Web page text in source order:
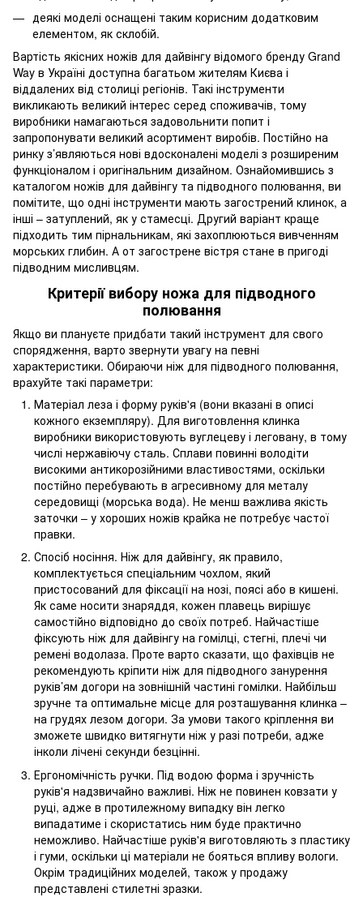
деякі моделі оснащені таким корисним додатковим
елементом, як склобій.
Вартість якісних ножів для дайвінгу відомого бренду Grand
Way в Україні доступна багатьом жителям Києва і
віддалених від столиці регіонів. Такі інструменти
викликають великий інтерес серед споживачів, тому
виробники намагаються задовольнити попит і
запропонувати великий асортимент виробів. Постійно на
ринку з’являються нові вдосконалені моделі з розширеним
функціоналом і оригінальним дизайном. Ознайомившись з
каталогом ножів для дайвінгу та підводного полювання, ви
помітите, що одні інструменти мають загострений клинок, а
інші – затуплений, як у стамесці. Другий варіант краще
підходить тим пірнальникам, які захоплюються вивченням
морських глибин. А от загострене вістря стане в пригоді
підводним мисливцям.
Критерії вибору ножа для підводного
полювання
Якщо ви плануєте придбати такий інструмент для свого
спорядження, варто звернути увагу на певні
характеристики. Обираючи ніж для підводного полювання,
врахуйте такі параметри:
Матеріал леза і форму руків'я (вони вказані в описі
кожного екземпляру). Для виготовлення клинка
виробники використовують вуглецеву і леговану, в тому
числі нержавіючу сталь. Сплави повинні володіти
високими антикорозійними властивостями, оскільки
постійно перебувають в агресивному для металу
середовищі (морська вода). Не менш важлива якість
заточки – у хороших ножів крайка не потребує частої
правки.
Спосіб носіння. Ніж для дайвінгу, як правило,
комплектується спеціальним чохлом, який
пристосований для фіксації на нозі, поясі або в кишені.
Як саме носити знаряддя, кожен плавець вирішує
самостійно відповідно до своїх потреб. Найчастіше
фіксують ніж для дайвінгу на гомілці, стегні, плечі чи
ремені водолаза. Проте варто сказати, що фахівців не
рекомендують кріпити ніж для підводного занурення
руків’ям догори на зовнішній частині гомілки. Найбільш
зручне та оптимальне місце для розташування клинка –
на грудях лезом догори. За умови такого кріплення ви
зможете швидко витягнути ніж у разі потреби, адже
інколи лічені секунди безцінні.
Ергономічність ручки. Під водою форма і зручність
руків'я надзвичайно важливі. Ніж не повинен ковзати у
руці, адже в протилежному випадку він легко
випадатиме і скористатись ним буде практично
неможливо. Найчастіше руків'я виготовляють з пластику
і гуми, оскільки ці матеріали не бояться впливу вологи.
Окрім традиційних моделей, також у продажу
представлені стилетні зразки.